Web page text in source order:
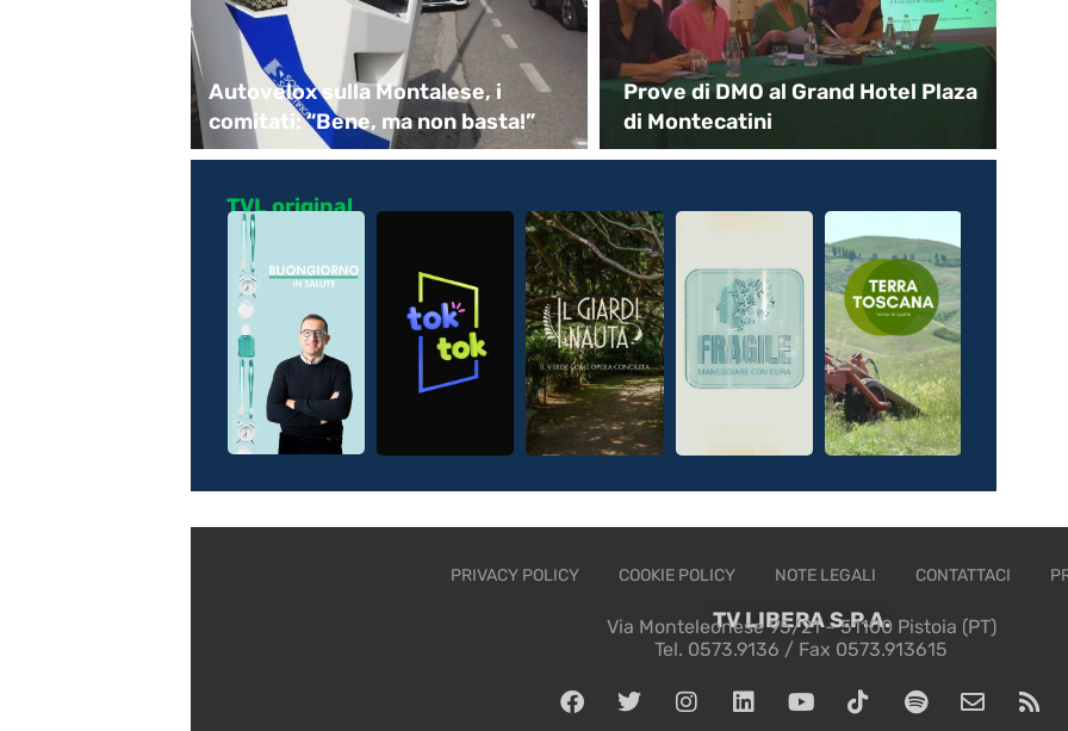
Autovelox sulla Montalese, i
comitati: “Bene, ma non basta!”
Prove di DMO al Grand Hotel Plaza
di Montecatini
TVL original
PRIVACY POLICY COOKIE POLICY NOTE LEGALI CONTATTACI
TV LIBERA S.P.A.
Via Monteleonese 95/21 – 51100 Pistoia (PT)
Tel. 0573.9136 / Fax 0573.913615